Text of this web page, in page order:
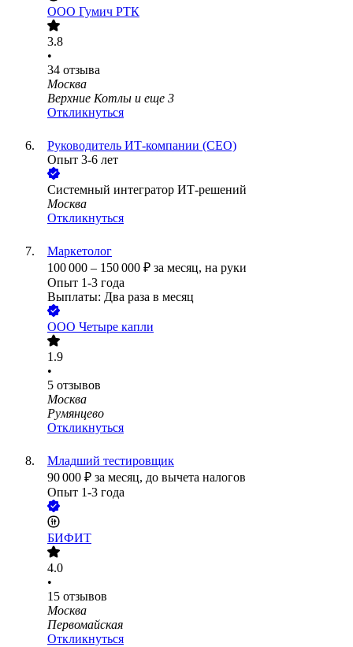
ООО Гумич РТК
3.8
•
34 отзыва
Москва
Верхние Котлы и еще 3
Откликнуться
Руководитель ИТ-компании (СЕО)
Опыт 3-6 лет
Системный интегратор ИТ-решений
Москва
Откликнуться
Маркетолог
100 000 – 150 000 ₽ за месяц, на руки
Опыт 1-3 года
Выплаты: Два раза в месяц
ООО Четыре капли
1.9
•
5 отзывов
Москва
Румянцево
Откликнуться
Младший тестировщик
90 000 ₽ за месяц, до вычета налогов
Опыт 1-3 года
БИФИТ
4.0
•
15 отзывов
Москва
Первомайская
Откликнуться